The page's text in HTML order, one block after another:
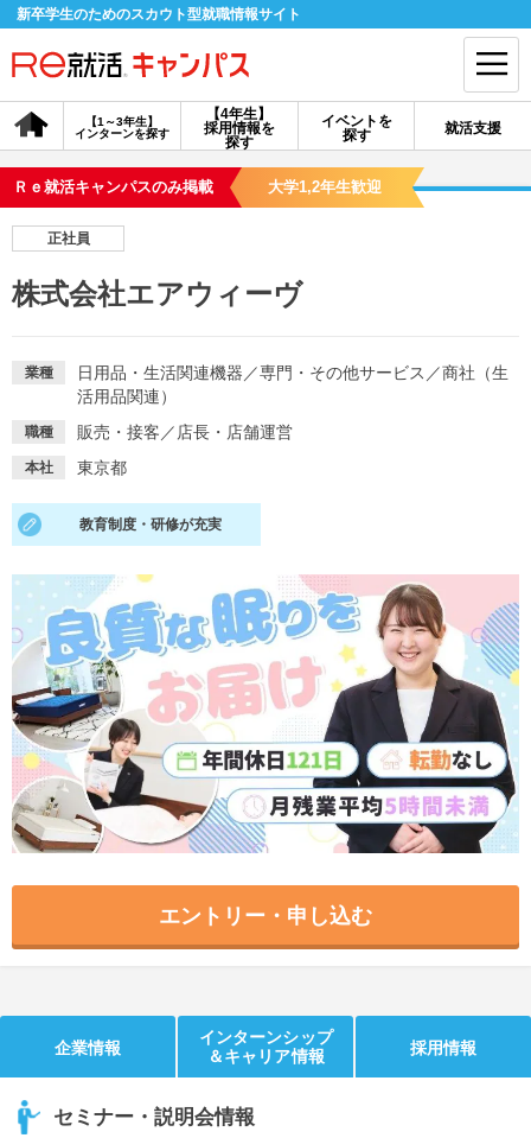
新卒学生のためのスカウト型就職情報サイト
【4年生】
採用情報を
探す
【1～3年生】
インターンを探す
イベントを
探す
就活支援
会員登録 ログイン
会員ID・パスワードを忘れた方はこちら
探す
イベントを探す スカウト
就活ノウハウ・サポート
就活支援
就活ノウハウが満載！
就活コラム
お役立ち記事・相談室など
適職診断
あなたに合う仕事を診断！
就活チャンネル
動画で対策講座をチェック
就活ニュースペーパー
就活時事ニュースを更新
よくある質問
不明点があればこちら
Ｒｅ就活キャンパスのみ掲載 大学1,2年生歓迎
正社員
株式会社エアウィーヴ
業種 日用品・生活関連機器 ／専門・その他サービス ／商社（生
活用品関連）
職種 販売・接客 ／ 店長・店舗運営
本社 東京都
教育制度・研修が充実
エントリー・申し込む
企業情報
インターンシップ
＆キャリア情報
採用情報
セミナー・説明会情報